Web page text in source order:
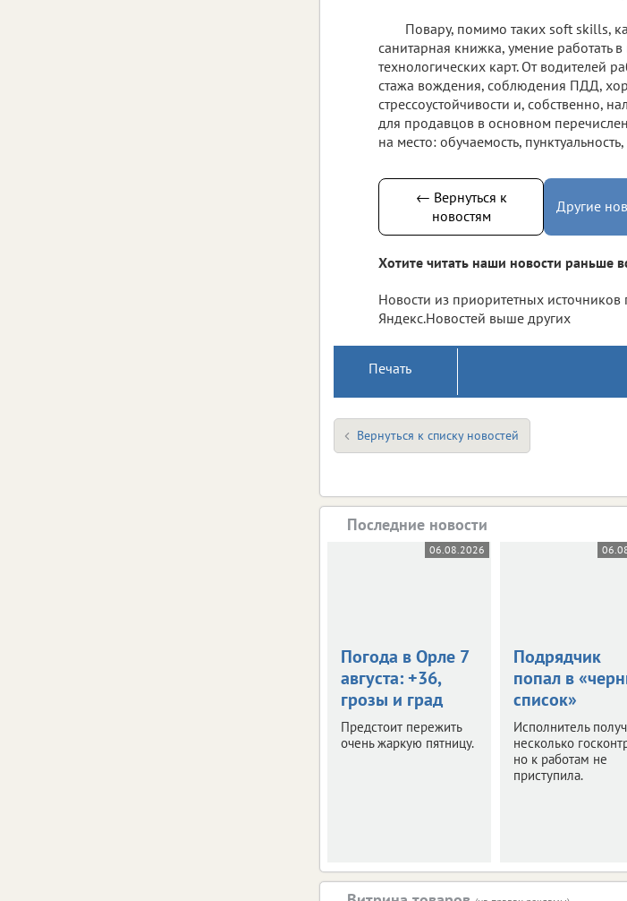
Повару, помимо таких soft skills,
санитарная книжка, умение работать
технологических карт. От водителей
стажа вождения, соблюдения ПДД,
стрессоустойчивости и, собственно,
для продавцов в основном
на место: обучаемость,
← Вернуться к
новостям
Другие
Хотите читать наши новости раньше
Новости из приоритетных источников
Яндекс.Новостей выше других
Печать
Вернуться к списку новостей
Последние новости
06.08.2026
Погода в Орле 7
августа: +36,
грозы и град
Предстоит пережить
очень жаркую пятницу.
Подрядчик
попал в
список»
Исполнитель
несколько
но к работам не
приступила.